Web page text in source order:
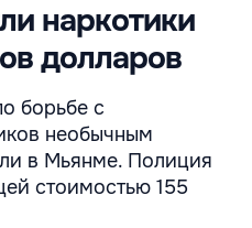
наркотики
долларов
борьбе с
необычным
в Мьянме. Полиция
стоимостью 155